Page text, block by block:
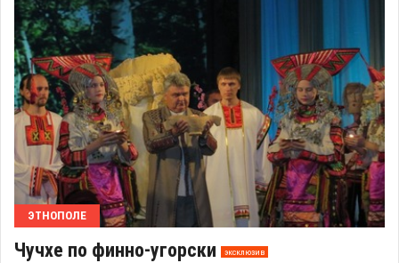
ЭТНОПОЛЕ
Чучхе по финно-угорски эксклюзив